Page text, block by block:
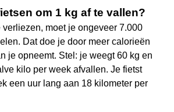
om 1 kg af te vallen?
verliezen, moet je ongeveer 7.000
Dat doe je door meer calorieën
je opneemt. Stel: je weegt 60 kg en
kilo per week afvallen. Je fietst
een uur lang aan 18 kilometer per